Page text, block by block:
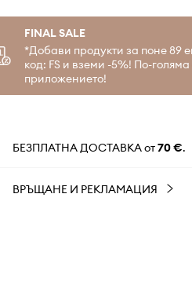
FINAL SALE
*Добави продукти за поне 89
код: FS и вземи -5%! По-голяма
приложението!
БЕЗПЛАТНА ДОСТАВКА от70 €.
ВРЪЩАНЕ И РЕКЛАМАЦИЯ